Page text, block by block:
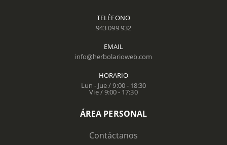
TELÉFONO
943 099 932
EMAIL
info@herbolarioweb.com
HORARIO
Lun - Jue / 9:00 - 18:30
Vie / 9:00 - 17:30
ÁREA PERSONAL
Contáctanos